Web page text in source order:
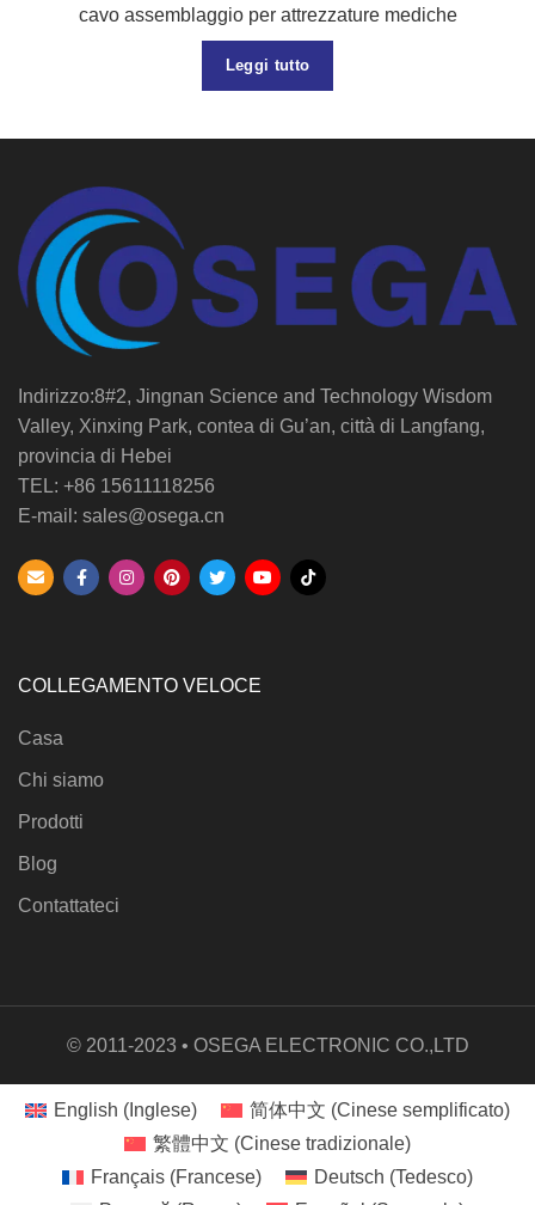
cavo assemblaggio per attrezzature mediche
Leggi tutto
Indirizzo:8#2, Jingnan Science and Technology Wisdom
Valley, Xinxing Park, contea di Gu’an, città di Langfang,
provincia di Hebei
TEL: +86 15611118256
E-mail: sales@osega.cn
COLLEGAMENTO VELOCE
Casa
Chi siamo
Prodotti
Blog
Contattateci
© 2011-2023 • OSEGA ELECTRONIC CO.,LTD
English ( Inglese) 简体中文 (Cinese semplificato)
繁體中文 (Cinese tradizionale)
Français (Francese) Deutsch (Tedesco)